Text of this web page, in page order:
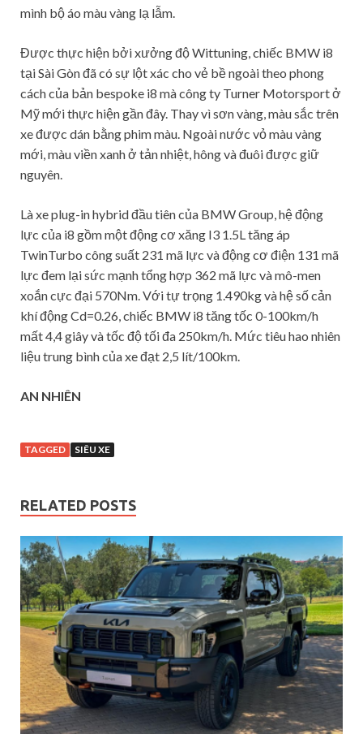
mình bộ áo màu vàng lạ lẫm.
Được thực hiện bởi xưởng độ Wittuning, chiếc BMW i8
tại Sài Gòn đã có sự lột xác cho vẻ bề ngoài theo phong
cách của bản bespoke i8 mà công ty Turner Motorsport ở
Mỹ mới thực hiện gần đây. Thay vì sơn vàng, màu sắc trên
xe được dán bằng phim màu. Ngoài nước vỏ màu vàng
mới, màu viền xanh ở tản nhiệt, hông và đuôi được giữ
nguyên.
Là xe plug-in hybrid đầu tiên của BMW Group, hệ động
lực của i8 gồm một động cơ xăng I3 1.5L tăng áp
TwinTurbo công suất 231 mã lực và động cơ điện 131 mã
lực đem lại sức mạnh tổng hợp 362 mã lực và mô-men
xoắn cực đại 570Nm. Với tự trọng 1.490kg và hệ số cản
khí động Cd=0.26, chiếc BMW i8 tăng tốc 0-100km/h
mất 4,4 giây và tốc độ tối đa 250km/h. Mức tiêu hao nhiên
liệu trung bình của xe đạt 2,5 lít/100km.
AN NHIÊN
TAGGED SIÊU XE
RELATED POSTS